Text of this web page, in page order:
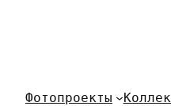
Фотопроекты